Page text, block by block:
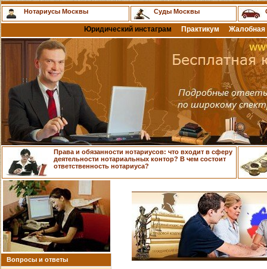
Нотариусы Москвы Суды Москвы
Юридический инстаграм Практикум Жалобная
Права и обязанности нотариусов: что входит в сферу
деятельности нотариальных контор? В чем состоит
ответственность нотариуса?
Вопросы и ответы